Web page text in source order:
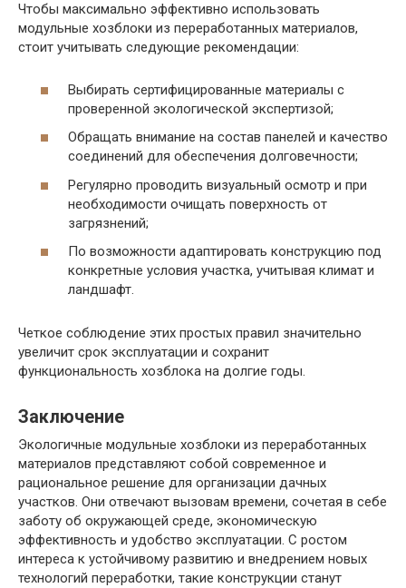
Чтобы максимально эффективно использовать
модульные хозблоки из переработанных материалов,
стоит учитывать следующие рекомендации:
Выбирать сертифицированные материалы с
проверенной экологической экспертизой;
Обращать внимание на состав панелей и качество
соединений для обеспечения долговечности;
Регулярно проводить визуальный осмотр и при
необходимости очищать поверхность от
загрязнений;
По возможности адаптировать конструкцию под
конкретные условия участка, учитывая климат и
ландшафт.
Четкое соблюдение этих простых правил значительно
увеличит срок эксплуатации и сохранит
функциональность хозблока на долгие годы.
Заключение
Экологичные модульные хозблоки из переработанных
материалов представляют собой современное и
рациональное решение для организации дачных
участков. Они отвечают вызовам времени, сочетая в себе
заботу об окружающей среде, экономическую
эффективность и удобство эксплуатации. С ростом
интереса к устойчивому развитию и внедрением новых
технологий переработки, такие конструкции станут